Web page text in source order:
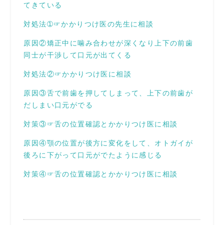
てきている
対処法➀☞かかりつけ医の先生に相談
原因②矯正中に噛み合わせが深くなり上下の前歯
同士が干渉して口元が出てくる
対処法②☞かかりつけ医に相談
原因③舌で前歯を押してしまって、上下の前歯が
だしまい口元がでる
対策③☞舌の位置確認とかかりつけ医に相談
原因④顎の位置が後方に変化をして、オトガイが
後ろに下がって口元がでたように感じる
対策④☞舌の位置確認とかかりつけ医に相談